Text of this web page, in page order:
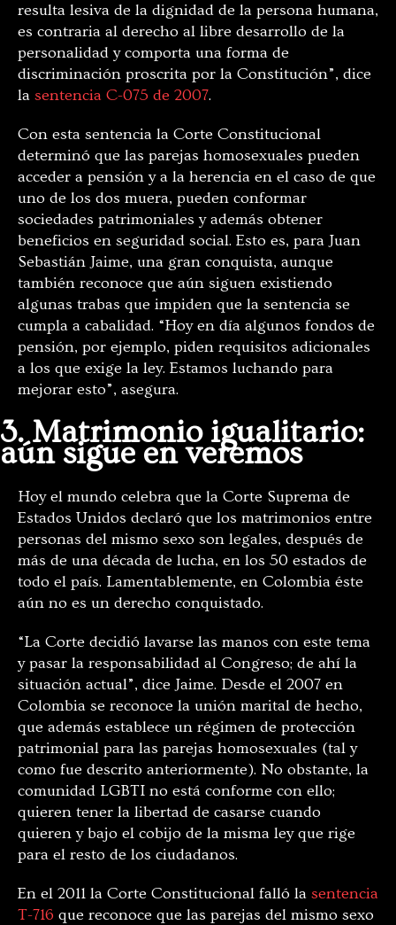
resulta lesiva de la dignidad de la persona humana,
es contraria al derecho al libre desarrollo de la
personalidad y comporta una forma de
discriminación proscrita por la Constitución”, dice
la sentencia C-075 de 2007.
Con esta sentencia la Corte Constitucional
determinó que las parejas homosexuales pueden
acceder a pensión y a la herencia en el caso de que
uno de los dos muera, pueden conformar
sociedades patrimoniales y además obtener
beneficios en seguridad social. Esto es, para Juan
Sebastián Jaime, una gran conquista, aunque
también reconoce que aún siguen existiendo
algunas trabas que impiden que la sentencia se
cumpla a cabalidad. “Hoy en día algunos fondos de
pensión, por ejemplo, piden requisitos adicionales
a los que exige la ley. Estamos luchando para
mejorar esto”, asegura.
3. Matrimonio igualitario:
aún sigue en veremos
Hoy el mundo celebra que la Corte Suprema de
Estados Unidos declaró que los matrimonios entre
personas del mismo sexo son legales, después de
más de una década de lucha, en los 50 estados de
todo el país. Lamentablemente, en Colombia éste
aún no es un derecho conquistado.
“La Corte decidió lavarse las manos con este tema
y pasar la responsabilidad al Congreso; de ahí la
situación actual”, dice Jaime. Desde el 2007 en
Colombia se reconoce la unión marital de hecho,
que además establece un régimen de protección
patrimonial para las parejas homosexuales (tal y
como fue descrito anteriormente). No obstante, la
comunidad LGBTI no está conforme con ello;
quieren tener la libertad de casarse cuando
quieren y bajo el cobijo de la misma ley que rige
para el resto de los ciudadanos.
En el 2011 la Corte Constitucional falló la sentencia
T-716 que reconoce que las parejas del mismo sexo